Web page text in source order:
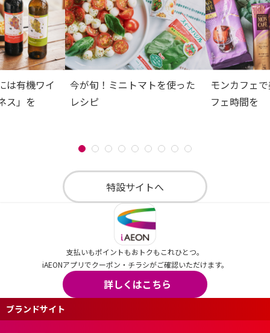
は有機ワイ
ス」を
今が旬！ミニトマトを使った
レシピ
モンカフェ
フェ時間を
特設サイトへ
支払いもポイントもおトクもこれひとつ。
iAEONアプリでクーポン・チラシがご確認いただけます。
詳しくはこちら
ブランドサイト